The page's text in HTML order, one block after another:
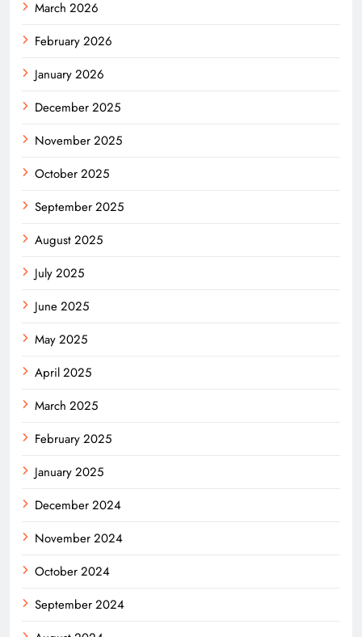
March 2026
February 2026
January 2026
December 2025
November 2025
October 2025
September 2025
August 2025
July 2025
June 2025
May 2025
April 2025
March 2025
February 2025
January 2025
December 2024
November 2024
October 2024
September 2024